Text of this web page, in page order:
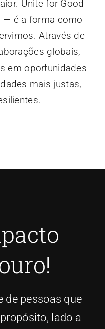
Unite for Good
— é a forma como
Através de
globais,
em oportunidades
mais justas,
de pessoas que
lado a